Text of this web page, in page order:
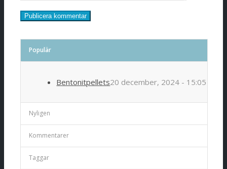
Populär
Bentonitpellets20 december, 2024 - 15:05
Nyligen
Kommentarer
Taggar